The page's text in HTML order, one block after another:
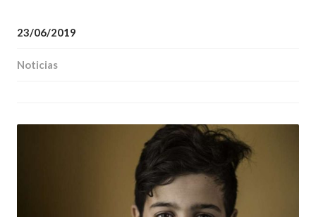
23/06/2019
Noticias